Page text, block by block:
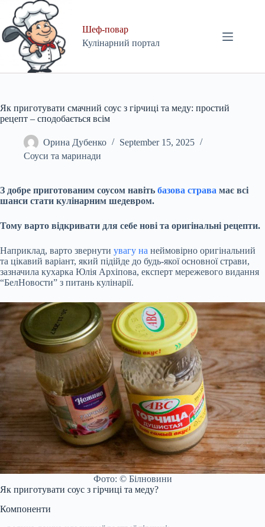
content
Шеф-повар
Кулінарний портал
Як приготувати смачний соус з гірчиці та меду: простий
рецепт – сподобається всім
Орина Дубенко
September 15, 2025
Соуси та маринади
З добре приготованим соусом навіть базова страва має всі
шанси стати кулінарним шедевром.
Тому варто відкривати для себе нові та оригінальні рецепти.
Наприклад, варто звернути увагу на неймовірно оригінальний
та цікавий варіант, який підійде до будь-якої основної страви,
зазначила кухарка Юлія Архіпова, експерт мережевого видання
“БелНовости” з питань кулінарії.
Фото: © Білновини
Як приготувати соус з гірчиці та меду?
Компоненти